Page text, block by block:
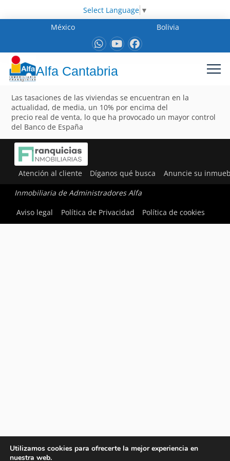
Select Language ▼
México
Bolivia
Alfa Cantabria
Las tasaciones de las viviendas se encuentran en la
actualidad, de media, un 10% por encima del
precio real de venta, lo que ha provocado un mayor control
del Banco de España
Atención al cliente Díganos qué busca Anuncie su
Inmobiliaria de Administradores Alfa
Aviso legal
Política de Privacidad Política de cookies
Utilizamos cookies para ofrecerte la mejor experiencia en
nuestra web.